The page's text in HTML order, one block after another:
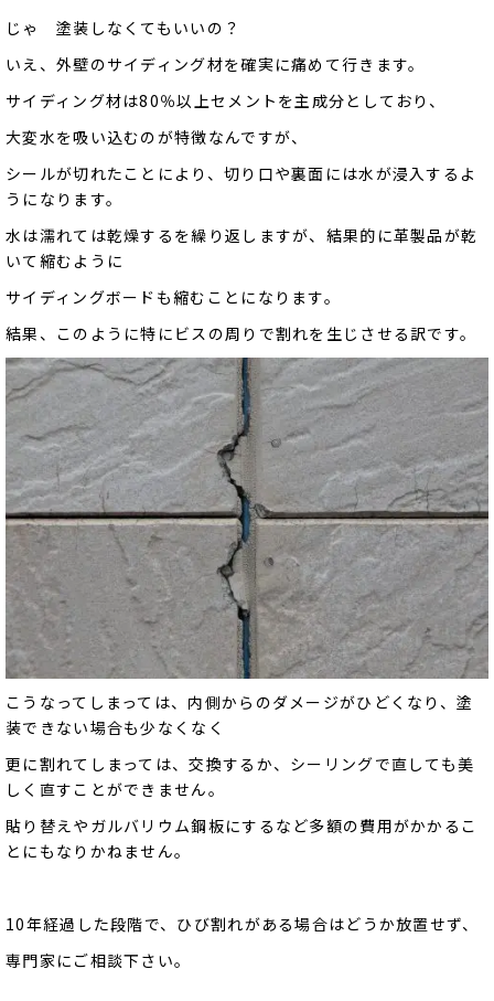
じゃ 塗装しなくてもいいの？
いえ、外壁のサイディング材を確実に痛めて行きます。
サイディング材は80％以上セメントを主成分としており、
大変水を吸い込むのが特徴なんですが、
シールが切れたことにより、切り口や裏面には水が浸入するよ
うになります。
水は濡れては乾燥するを繰り返しますが、結果的に革製品が乾
いて縮むように
サイディングボードも縮むことになります。
結果、このように特にビスの周りで割れを生じさせる訳です。
こうなってしまっては、内側からのダメージがひどくなり、塗
装できない場合も少なくなく
更に割れてしまっては、交換するか、シーリングで直しても美
しく直すことができません。
貼り替えやガルバリウム鋼板にするなど多額の費用がかかるこ
とにもなりかねません。
10年経過した段階で、ひび割れがある場合はどうか放置せず、
専門家にご相談下さい。